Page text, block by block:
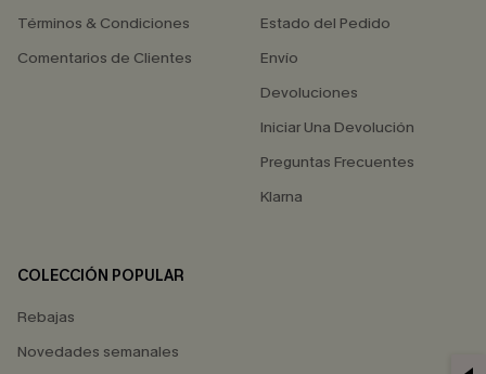
Términos & Condiciones
Comentarios de Clientes
Estado del Pedido
Envío
Devoluciones
Iniciar Una Devolución
Preguntas Frecuentes
Klarna
COLECCIÓN POPULAR
Rebajas
Novedades semanales